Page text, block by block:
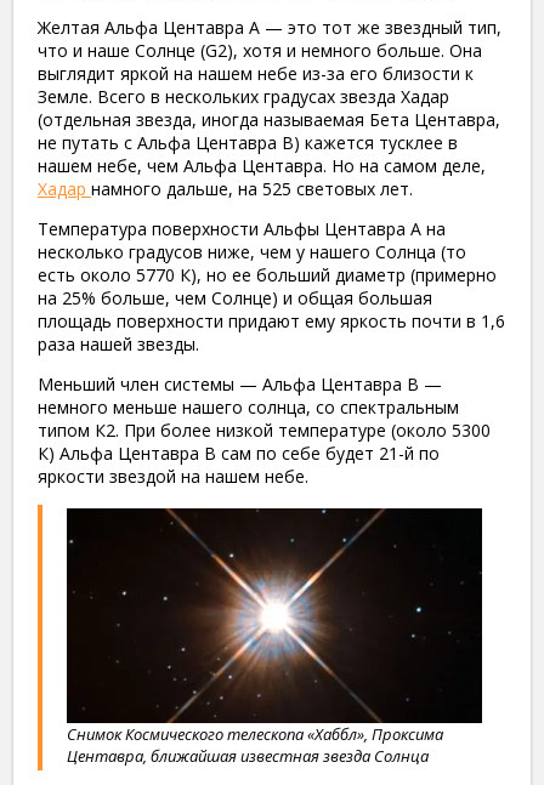
Желтая Альфа Центавра A — это тот же звездный тип,
что и наше Солнце (G2), хотя и немного больше. Она
выглядит яркой на нашем небе из-за его близости к
Земле. Всего в нескольких градусах звезда Хадар
(отдельная звезда, иногда называемая Бета Центавра,
не путать с Альфа Центавра В) кажется тусклее в
нашем небе, чем Альфа Центавра. Но на самом деле,
Хадар намного дальше, на 525 световых лет.
Температура поверхности Альфы Центавра А на
несколько градусов ниже, чем у нашего Солнца (то
есть около 5770 К), но ее больший диаметр (примерно
на 25% больше, чем Солнце) и общая большая
площадь поверхности придают ему яркость почти в 1,6
раза нашей звезды.
Меньший член системы — Альфа Центавра B —
немного меньше нашего солнца, со спектральным
типом К2. При более низкой температуре (около 5300
К) Альфа Центавра B сам по себе будет 21-й по
яркости звездой на нашем небе.
Снимок Космического телескопа «Хаббл», Проксима
Центавра, ближайшая известная звезда Солнца